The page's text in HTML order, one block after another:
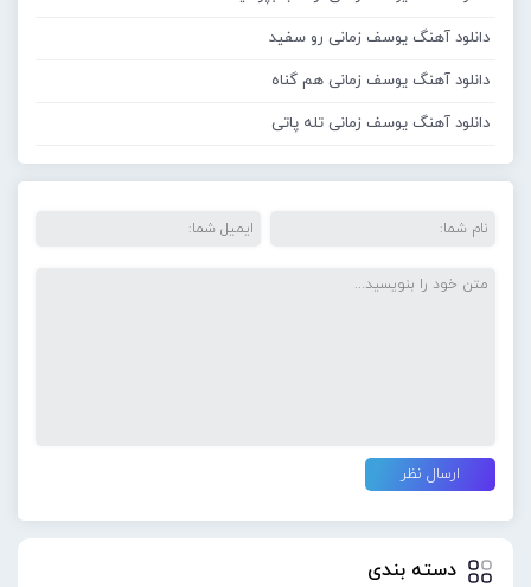
دانلود آهنگ یوسف زمانی رو سفید
دانلود آهنگ یوسف زمانی هم گناه
دانلود آهنگ یوسف زمانی تله پاتی
دسته بندی